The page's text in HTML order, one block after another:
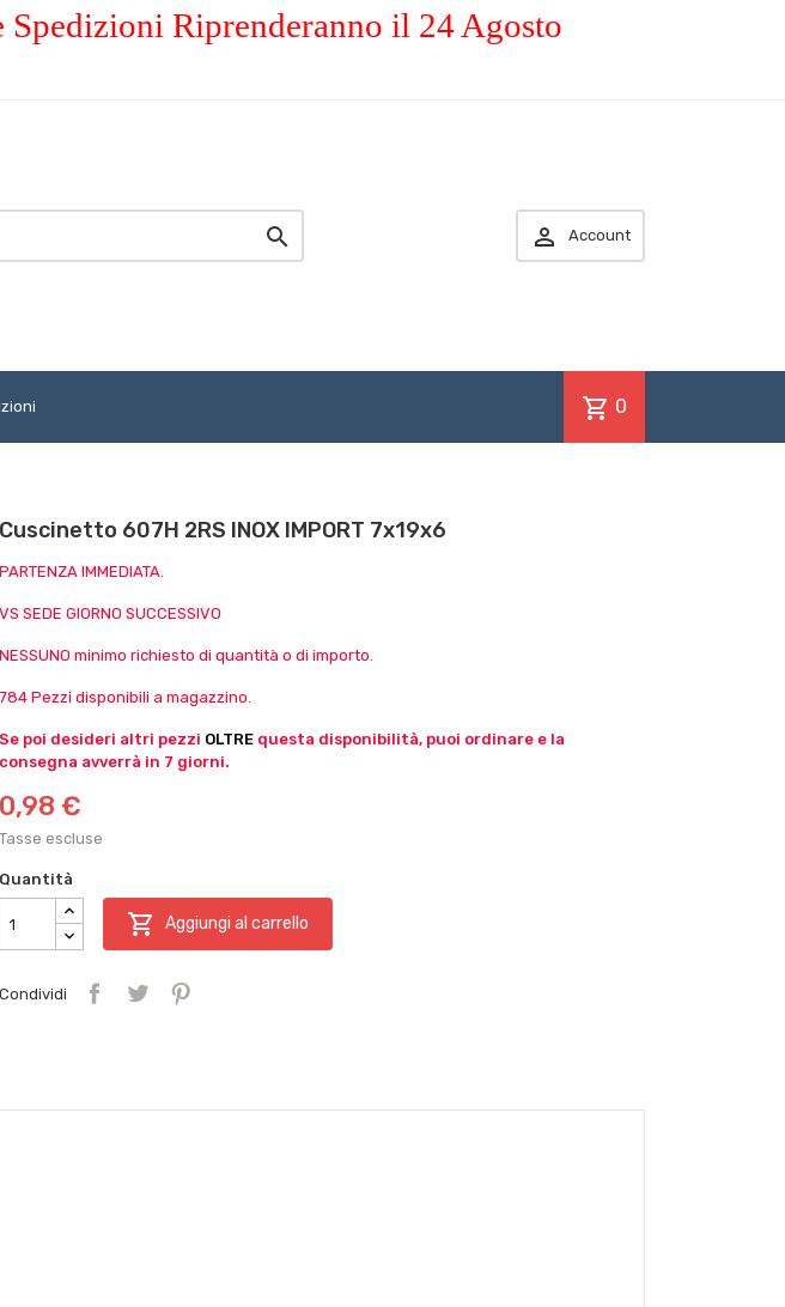
Riprenderanno il 24 Agosto
  Account
shopping_cart 0
Cuscinetto 607H 2RS INOX IMPORT 7x19x6
PARTENZA IMMEDIATA.
VS SEDE GIORNO SUCCESSIVO
NESSUNO minimo richiesto di quantità o di importo.
784 Pezzi disponibili a magazzino.
Se poi desideri altri pezzi OLTRE questa disponibilità, puoi ordinare e la
consegna avverrà in 7 giorni.
0,98 €
Tasse escluse
Quantità
 Aggiungi al carrello
Condividi